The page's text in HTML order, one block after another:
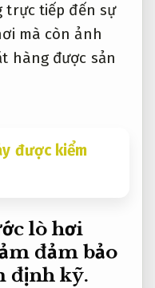
trực tiếp đến sự
mà còn ảnh
hàng được sản
được kiểm
lò hơi
đảm bảo
định kỹ.